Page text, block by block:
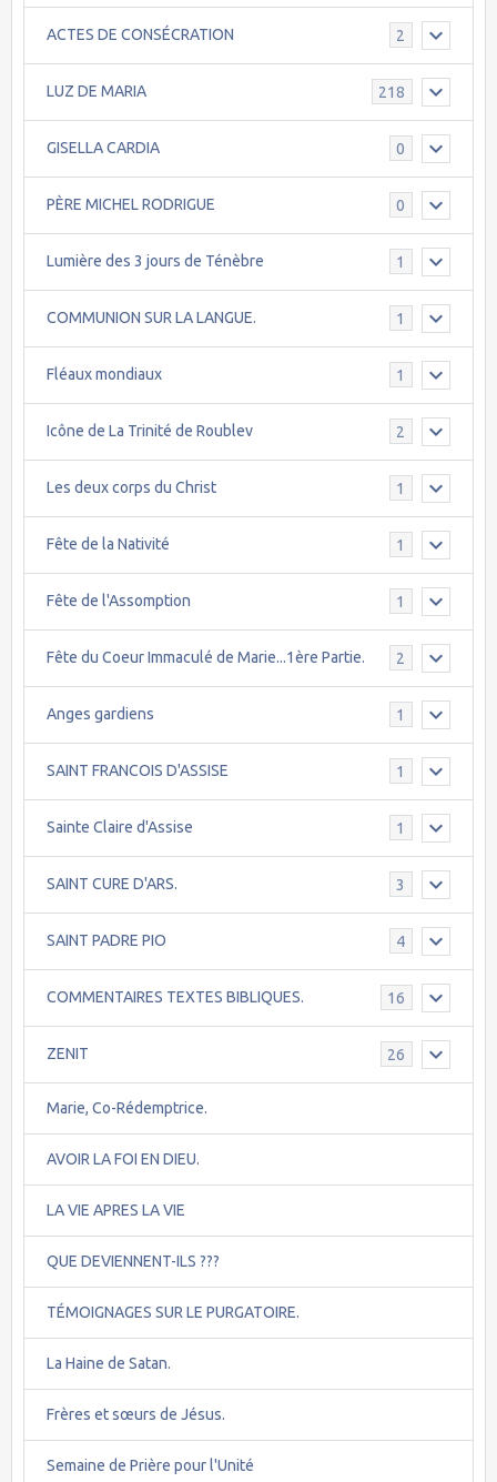
ACTES DE CONSÉCRATION 2
LUZ DE MARIA 218
GISELLA CARDIA 0
PÈRE MICHEL RODRIGUE 0
Lumière des 3 jours de Ténèbre 1
COMMUNION SUR LA LANGUE. 1
Fléaux mondiaux 1
Icône de La Trinité de Roublev 2
Les deux corps du Christ 1
Fête de la Nativité 1
Fête de l'Assomption 1
Fête du Coeur Immaculé de Marie...1ère Partie. 2
Anges gardiens 1
SAINT FRANCOIS D'ASSISE 1
Sainte Claire d'Assise 1
SAINT CURE D'ARS. 3
SAINT PADRE PIO 4
COMMENTAIRES TEXTES BIBLIQUES. 16
ZENIT 26
Marie, Co-Rédemptrice.
AVOIR LA FOI EN DIEU.
LA VIE APRES LA VIE
QUE DEVIENNENT-ILS ???
TÉMOIGNAGES SUR LE PURGATOIRE.
La Haine de Satan.
Frères et sœurs de Jésus.
Semaine de Prière pour l'Unité